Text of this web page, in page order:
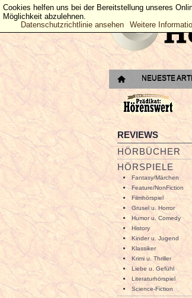
NEUESTE
REVIEWS
HÖRBÜCHER
HÖRSPIELE
Fantasy/Märchen
Feature/NonFiction
Filmhörspiel
Grusel u. Horror
Humor u. Comedy
History
Kinder u. Jugend
Klassiker
Krimi u. Thriller
Liebe u. Gefühl
Literaturhörspiel
Science-Fiction
Cookies helfen uns bei der Bereitstellung unseres
Möglichkeit abzulehnen.
Datenschutzrichtlinie ansehen
Weitere